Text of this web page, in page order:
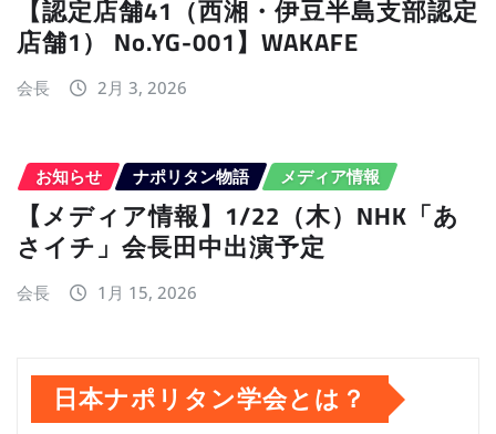
【認定店舗41（西湘・伊豆半島支部認定
店舗1） No.YG-001】WAKAFE
会長 2月 3, 2026
お知らせ ナポリタン物語 メディア情報
【メディア情報】1/22（木）NHK「あ
さイチ」会長田中出演予定
会長 1月 15, 2026
日本ナポリタン学会とは？